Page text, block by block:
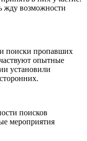
жду возможности
поиски пропавших
опытные
установили
поисков
мероприятия